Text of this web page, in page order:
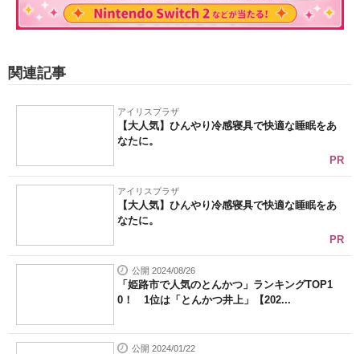
関連記事
アイリスプラザ
【大人気】ひんやり冷感寝具で快適な睡眠をあ
なたに。
PR
アイリスプラザ
【大人気】ひんやり冷感寝具で快適な睡眠をあ
なたに。
PR
公開 2024/08/26
「姫路市で人気のとんかつ」ランキングTOP1
0！ 1位は「とんかつ井上」【202...
公開 2024/01/22